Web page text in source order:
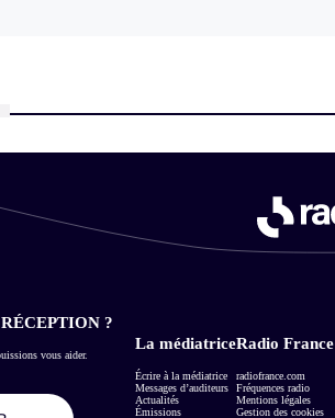
?
vous aider.
La médiatrice
Écrire à la médiatrice
Messages d’auditeurs
Actualités
Émissions
Radio France
radiofrance.com
Fréquences radio
Mentions légales
Gestion des cookies